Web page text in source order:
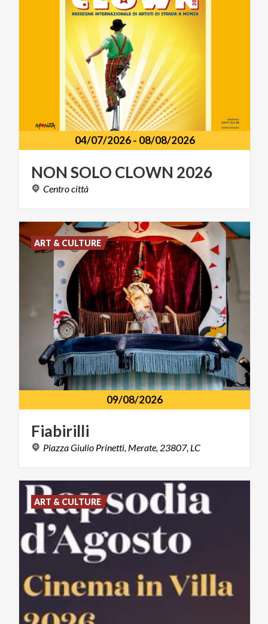
04/07/2026- 08/08/2026
NON SOLO CLOWN 2026
Centrocittà
09/08/2026
Fiabirilli
PiazzaGiulio Prinetti, Merate, 23807, LC
ART & CULTURE
ART & CULTURE